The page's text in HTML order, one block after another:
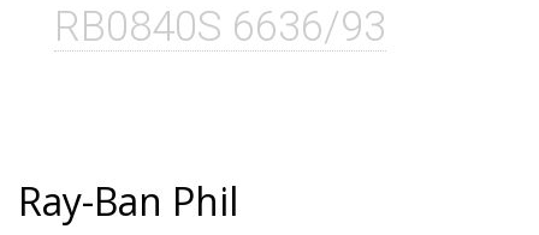
RB0840S 6636/93
Ray-Ban Phil